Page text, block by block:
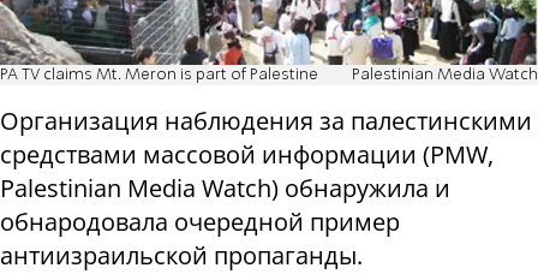
PA TV claims Mt. Meron is part of Palestine Palestinian Media Watch
Организация наблюдения за палестинскими
средствами массовой информации (PMW,
Palestinian Media Watch) обнаружила и
обнародовала очередной пример
антиизраильской пропаганды.